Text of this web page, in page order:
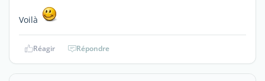
Voilà
Réagir Répondre